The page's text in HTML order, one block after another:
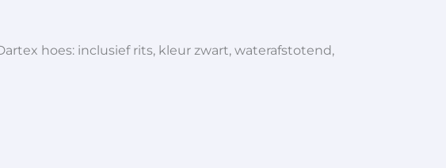
hoes: inclusief rits, kleur zwart, waterafstotend,